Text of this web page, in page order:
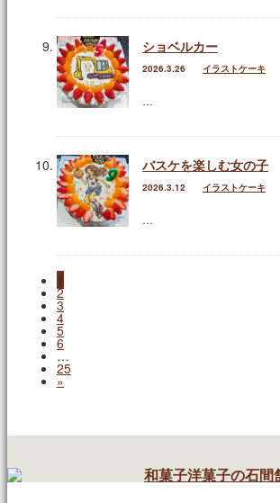
ショベルカー
2026.3.26 イラストケーキ
…
バスケを楽しむ女の子
2026.3.12 イラストケーキ
…
1
2
3
4
5
6
…
25
»